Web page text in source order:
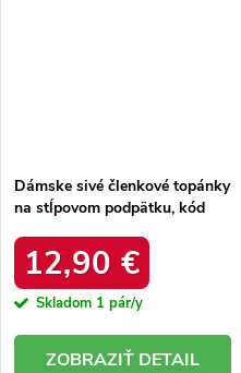
Dámske sivé členkové topánky
na stĺpovom podpätku, kód
12,90 €
Skladom 1 pár/y
DETAIL